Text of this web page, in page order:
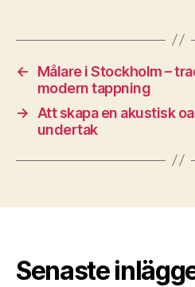
←
Målare i Stockholm –
modern tappning
→
Att skapa en akustisk
undertak
Senaste